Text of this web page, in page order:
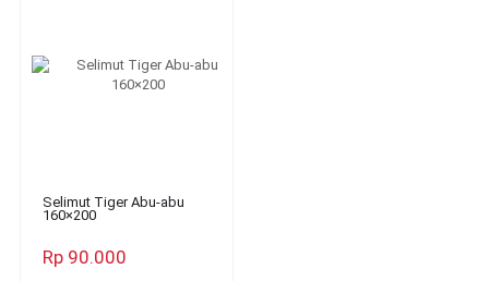
Selimut Tiger Abu-abu
160×200
Rp 90.000